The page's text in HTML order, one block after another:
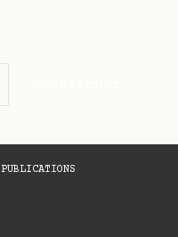
PUBLICATIONS